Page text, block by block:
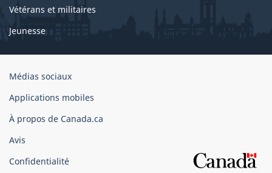
Vétérans et militaires
Jeunesse
Organisation
gouvernement
du
Canada
Médias sociaux
Applications mobiles
À propos de Canada.ca
Avis
Confidentialité